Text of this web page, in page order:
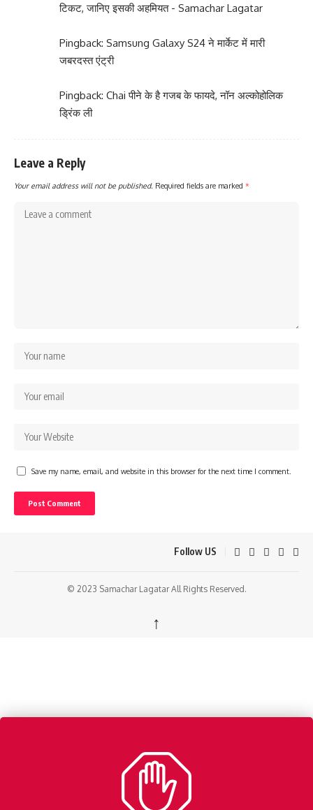
टिकट, जानिए इसकी अहमियत - Samachar Lagatar
Pingback: Samsung Galaxy S24 ने मार्केट में मारी
जबरदस्त एंट्री
Pingback: Chai पीने के है गजब के फायदे, नॉन अल्कोहोलिक
ड्रिंक ली
Leave a Reply
Your email address will not be published. Required fields are marked *
Save my name, email, and website in this browser for the next time I comment.
Follow US
© 2023 Samachar Lagatar All Rights Reserved.
↑